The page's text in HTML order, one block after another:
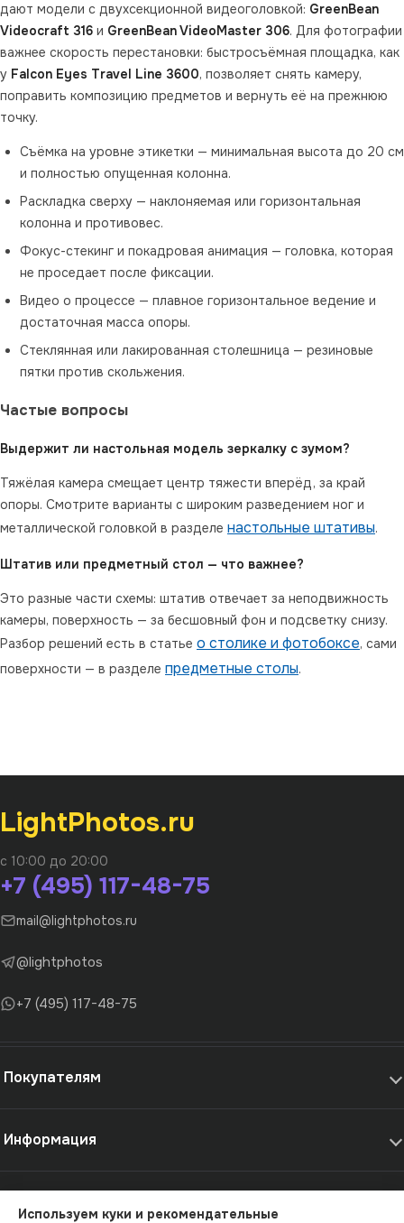
дают модели с двухсекционной видеоголовкой: GreenBean
Videocraft 316 и GreenBean VideoMaster 306. Для фотографии
важнее скорость перестановки: быстросъёмная площадка, как
у Falcon Eyes Travel Line 3600, позволяет снять камеру,
поправить композицию предметов и вернуть её на прежнюю
точку.
Съёмка на уровне этикетки — минимальная высота до 20 см
и полностью опущенная колонна.
Раскладка сверху — наклоняемая или горизонтальная
колонна и противовес.
Фокус-стекинг и покадровая анимация — головка, которая
не проседает после фиксации.
Видео о процессе — плавное горизонтальное ведение и
достаточная масса опоры.
Стеклянная или лакированная столешница — резиновые
пятки против скольжения.
Частые вопросы
Выдержит ли настольная модель зеркалку с зумом?
Тяжёлая камера смещает центр тяжести вперёд, за край
опоры. Смотрите варианты с широким разведением ног и
металлической головкой в разделе настольные штативы.
Штатив или предметный стол — что важнее?
Это разные части схемы: штатив отвечает за неподвижность
камеры, поверхность — за бесшовный фон и подсветку снизу.
Разбор решений есть в статье о столике и фотобоксе, сами
поверхности — в разделе предметные столы.
LightPhotos.ru
с 10:00 до 20:00
+7 (495) 117-48-75
mail@lightphotos.ru
@lightphotos
+7 (495) 117-48-75
Покупателям
Информация
Используем куки и рекомендательные